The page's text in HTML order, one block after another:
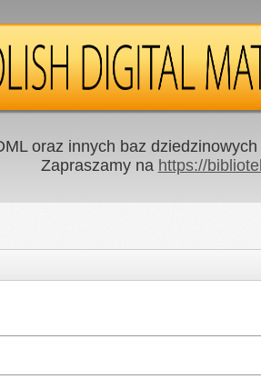
oraz innych baz
Zapraszamy na https://